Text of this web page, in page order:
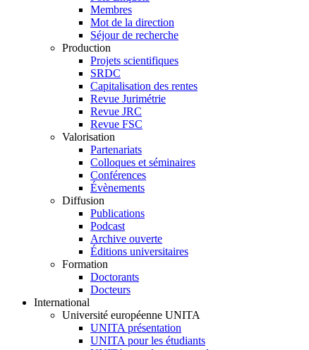
Membres
Mot de la direction
Séjour de recherche
Production
Projets scientifiques
SRDC
Capitalisation des rentes
Revue Jurimétrie
Revue JRC
Revue FSC
Valorisation
Partenariats
Colloques et séminaires
Conférences
Évènements
Diffusion
Publications
Podcast
Archive ouverte
Éditions universitaires
Formation
Doctorants
Docteurs
International
Université européenne UNITA
UNITA présentation
UNITA pour les étudiants